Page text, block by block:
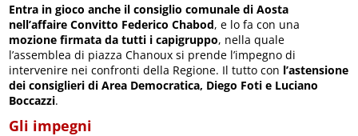
Entra in gioco anche il consiglio comunale di Aosta
nell’affaire Convitto Federico Chabod, e lo fa con una
mozione firmata da tutti i capigruppo, nella quale
l’assemblea di piazza Chanoux si prende l’impegno di
intervenire nei confronti della Regione. Il tutto con l’astensione
dei consiglieri di Area Democratica, Diego Foti e Luciano
Boccazzi.
Gli impegni